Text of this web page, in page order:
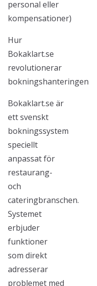
personal eller
kompensationer)
Hur
Bokaklart.se
revolutionerar
bokningshanteringen
Bokaklart.se är
ett svenskt
bokningssystem
speciellt
anpassat för
restaurang-
och
cateringbranschen.
Systemet
erbjuder
funktioner
som direkt
adresserar
problemet med